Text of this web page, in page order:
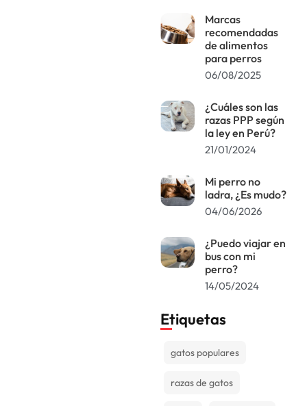
Marcas
recomendadas
de alimentos
para perros
06/08/2025
¿Cuáles son las
razas PPP según
la ley en Perú?
21/01/2024
Mi perro no
ladra, ¿Es mudo?
04/06/2026
¿Puedo viajar en
bus con mi
perro?
14/05/2024
Etiquetas
gatos populares
razas de gatos